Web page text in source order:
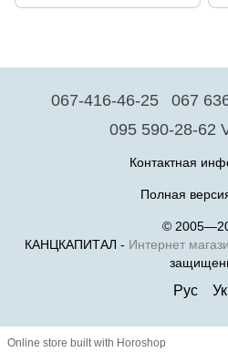
067-416-46-25
067
095 590-28-62
Контактная
Полная
©
КАНЦКАПИТАЛ - Интернет
Рус
Online store built with Horoshop